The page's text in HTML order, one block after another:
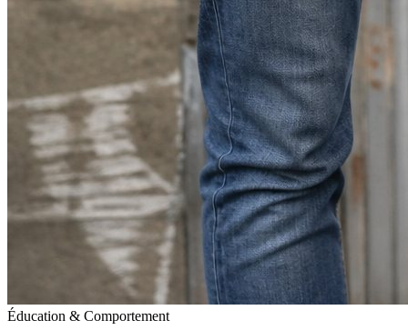
Éducation & Comportement